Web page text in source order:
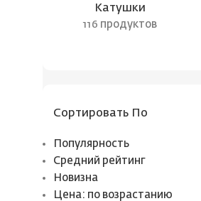
Катушки
116 продуктов
Сортировать По
Популярность
Средний рейтинг
Новизна
Цена: по возрастанию